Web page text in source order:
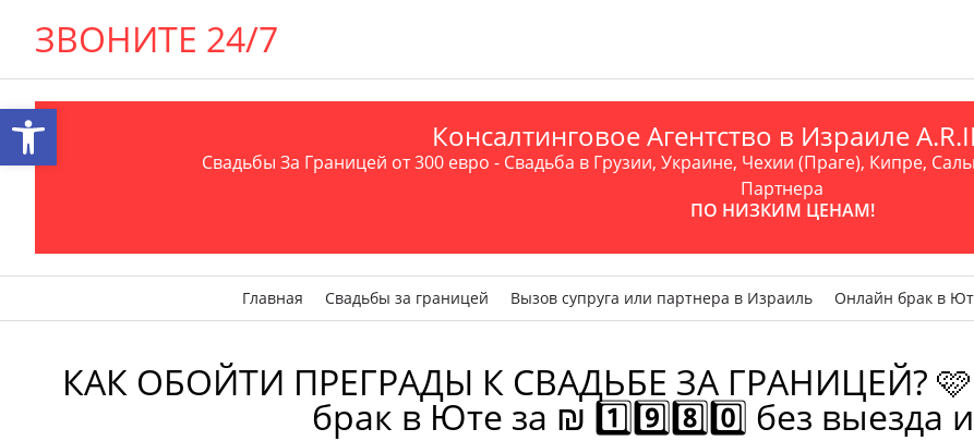
ЗВОНИТЕ 24/7
Консалтинговое Агентство в Израиле
Свадьбы За Границей от 300 евро - Свадьба в Грузии, Украине, Чехии (Праге), Кипре,
Партнера
ПО НИЗКИМ ЦЕНАМ!
Главная Свадьбы за границей Вызов супруга или партнера в Израиль Онлайн брак в
КАК ОБОЙТИ ПРЕГРАДЫ К СВАДЬБЕ ЗА ГРАНИЦЕЙ?
брак в Юте за ₪ 1️⃣9️⃣8️⃣0️⃣ без выезда
Открыть панель инструментов